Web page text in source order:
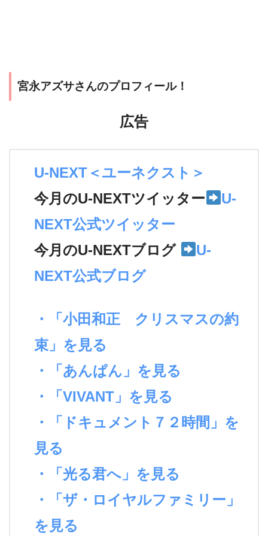
宮永アズサさんのプロフィール！
広告
U-NEXT＜ユーネクスト＞
今月のU-NEXTツイッター
U-
NEXT公式ツイッター
今月のU-NEXTブログ
U-
NEXT公式ブログ
・「小田和正 クリスマスの約
束」を見る
・「あんぱん」を見る
・「VIVANT」を見る
・「ドキュメント７２時間」を
見る
・「光る君へ」を見る
・「ザ・ロイヤルファミリー」
を見る